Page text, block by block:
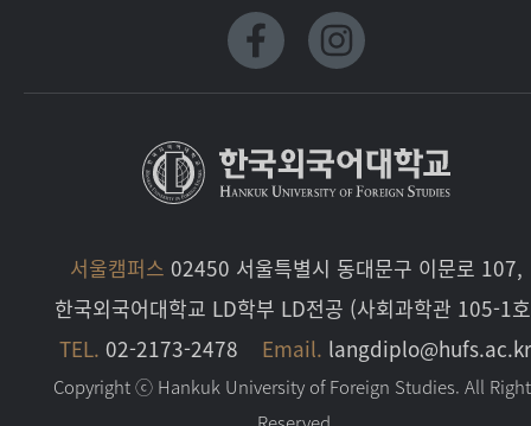
서울캠퍼스 02450 서울특별시 동대문구 이문로 107,
한국외국어대학교 LD학부 LD전공 (사회과학관 105-1
TEL. 02-2173-2478 Email.
Copyright ⓒ Hankuk University of Foreign Studies. All